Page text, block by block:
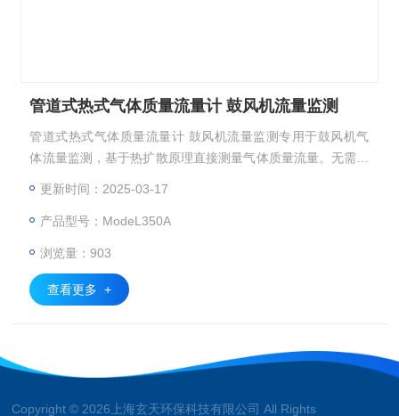
管道式热式气体质量流量计 鼓风机流量监测
管道式热式气体质量流量计 鼓风机流量监测专用于鼓风机气
体流量监测，基于热扩散原理直接测量气体质量流量。无需温
适用于污水处理曝气池、化工气体控制等场景，可实时优化鼓
更新时间：2025-03-17
产品型号：ModeL350A
浏览量：903
查看更多 +
Copyright © 2026上海玄天环保科技有限公司 All Rights